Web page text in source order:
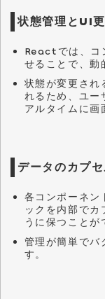
状態管理とUI
Reactでは、コ
せることで、動
状態が変更され
れるため、ユー
アルタイムに画
データのカプ
各コンポーネン
ックを内部でカ
うに保つことが
管理が簡単でバ
す。